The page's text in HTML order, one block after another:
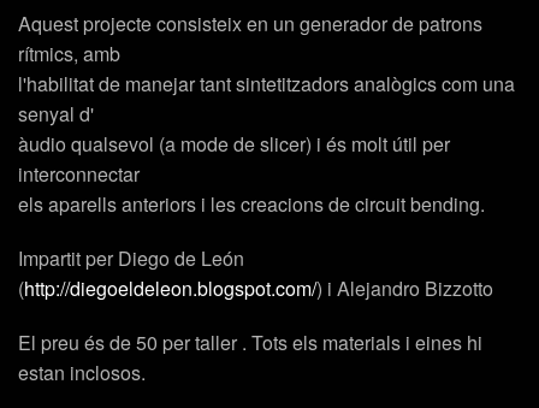
Aquest projecte consisteix en un generador de patrons
rítmics, amb
l'habilitat de manejar tant sintetitzadors analògics com una
senyal d'
àudio qualsevol (a mode de slicer) i és molt útil per
interconnectar
els aparells anteriors i les creacions de circuit bending.
Impartit per Diego de León
(http://diegoeldeleon.blogspot.com/) i Alejandro Bizzotto
El preu és de 50 per taller . Tots els materials i eines hi
estan inclosos.